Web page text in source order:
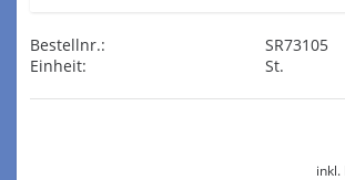
Bestellnr.:
SR73105
Einheit:
St.
inkl.